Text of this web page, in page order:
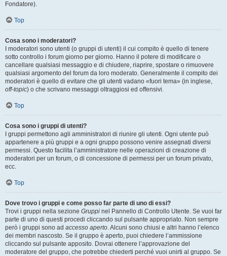
Fondatore).
Top
Cosa sono i moderatori?
I moderatori sono utenti (o gruppi di utenti) il cui compito è quello di tenere
sotto controllo i forum giorno per giorno. Hanno il potere di modificare o
cancellare qualsiasi messaggio e di chiudere, riaprire, spostare o rimuovere
qualsiasi argomento del forum da loro moderato. Generalmente il compito dei
moderatori è quello di evitare che gli utenti vadano «fuori tema» (in inglese,
off-topic) o che scrivano messaggi oltraggiosi ed offensivi.
Top
Cosa sono i gruppi di utenti?
I gruppi permettono agli amministratori di riunire gli utenti. Ogni utente può
appartenere a più gruppi e a ogni gruppo possono venire assegnati diversi
permessi. Questo facilita l’amministratore nelle operazioni di creazione di
moderatori per un forum, o di concessione di permessi per un forum privato,
ecc.
Top
Dove trovo i gruppi e come posso far parte di uno di essi?
Trovi i gruppi nella sezione Gruppi nel Pannello di Controllo Utente. Se vuoi far
parte di uno di questi procedi cliccando sul pulsante appropriato. Non sempre
però i gruppi sono ad accesso aperto. Alcuni sono chiusi e altri hanno l’elenco
dei membri nascosto. Se il gruppo è aperto, puoi chiedere l’ammissione
cliccando sul pulsante apposito. Dovrai ottenere l’approvazione del
moderatore del gruppo, che potrebbe chiederti perché vuoi unirti al gruppo. Se